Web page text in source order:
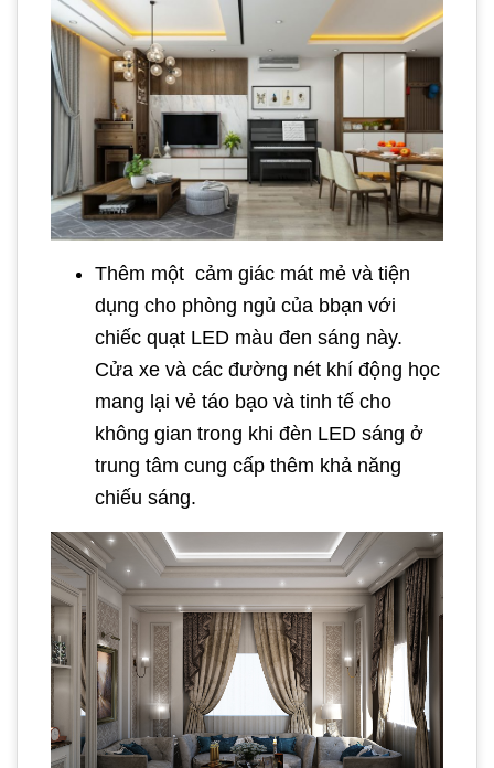
Thêm một cảm giác mát mẻ và tiện
dụng cho phòng ngủ của bbạn với
chiếc quạt LED màu đen sáng này.
Cửa xe và các đường nét khí động học
mang lại vẻ táo bạo và tinh tế cho
không gian trong khi đèn LED sáng ở
trung tâm cung cấp thêm khả năng
chiếu sáng.